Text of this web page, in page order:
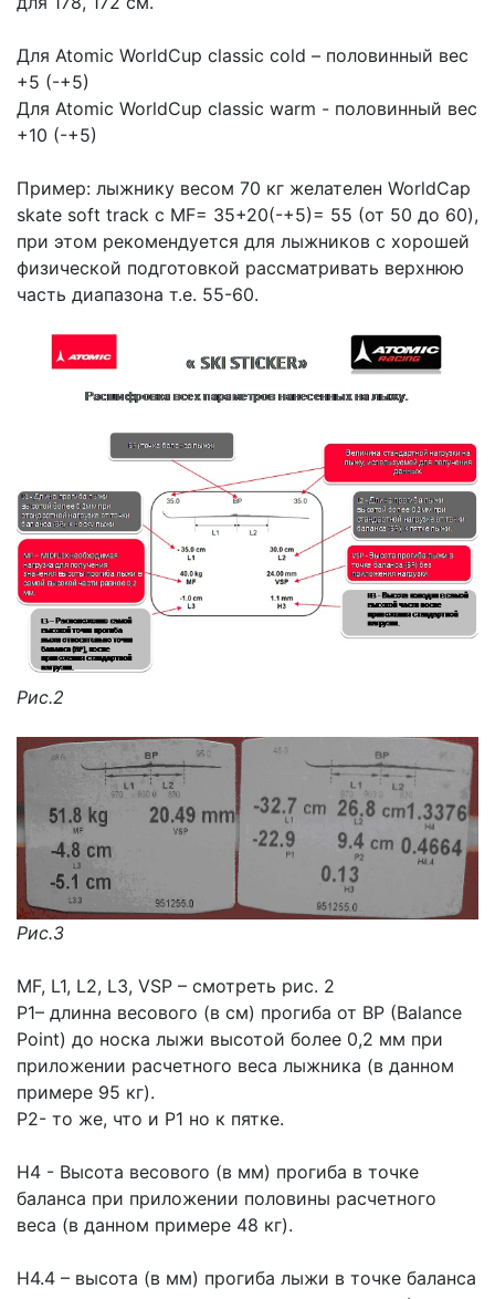
Для Atomic WorldCup classic cold – половинный вес
+5 (-+5)
Для Atomic WorldCup classic warm - половинный вес
+10 (-+5)
Пример: лыжнику весом 70 кг желателен WorldCap
skate soft track с MF= 35+20(-+5)= 55 (от 50 до 60),
при этом рекомендуется для лыжников с хорошей
физической подготовкой рассматривать верхнюю
часть диапазона т.е. 55-60.
Рис.2
Рис.3
MF, L1, L2, L3, VSP – смотреть рис. 2
P1– длинна весового (в см) прогиба от BP (Balance
Point) до носка лыжи высотой более 0,2 мм при
приложении расчетного веса лыжника (в данном
примере 95 кг).
P2- то же, что и Р1 но к пятке.
H4 - Высота весового (в мм) прогиба в точке
баланса при приложении половины расчетного
веса (в данном примере 48 кг).
H4.4 – высота (в мм) прогиба лыжи в точке баланса